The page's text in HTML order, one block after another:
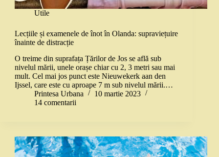
Utile
Lecțiile și examenele de înot în Olanda: supraviețuire
înainte de distracție
O treime din suprafața Țărilor de Jos se află sub
nivelul mării, unele orașe chiar cu 2, 3 metri sau mai
mult. Cel mai jos punct este Nieuwekerk aan den
Ijssel, care este cu aproape 7 m sub nivelul mării.…
Printesa Urbana
10 martie 2023
14 comentarii